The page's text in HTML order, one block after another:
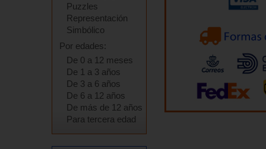
Puzzles
Representación
Simbólico
Por edades:
De 0 a 12 meses
De 1 a 3 años
De 3 a 6 años
De 6 a 12 años
De más de 12 años
Para tercera edad